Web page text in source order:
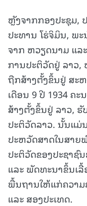
ຫຼັງຈາກກອງປະຊຸມ,
ປະທານ ໂຮ່ຈິມິນ, ພ
ຈາກ ຫວຽດນາມ ແລ
ການປະຕິວັດຢູ່ ລາ
ຖືກສ້າງຕັ້ງຂຶ້ນຢູ່ ສະ
ເດືອນ 9 ປີ 1934 ຄ
ສ້າງຕັ້ງຂຶ້ນຢູ່ ລາວ,
ປະຕິວັດລາວ. ນັ້ນແ
ປະຫວັດສາດໃນສາ
ປະຕິວັດຂອງປະຊາຊົ
ແລະ ພັດທະນາຂຶ້ນເ
ພື້ນຖານໃຫ້ແກ່ຄວາ
ແລະ ສອງປະເທດ.